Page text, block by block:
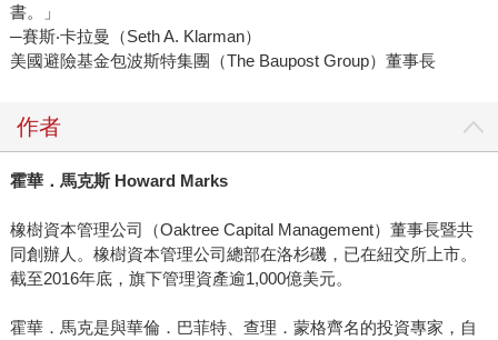
書。」
─賽斯‧卡拉曼（Seth A. Klarman）
美國避險基金包波斯特集團（The Baupost Group）董事長
作者
霍華．馬克斯Howard Marks
橡樹資本管理公司（Oaktree Capital Management）董事長暨共
同創辦人。橡樹資本管理公司總部在洛杉磯，已在紐交所上市。
截至2016年底，旗下管理資產逾1,000億美元。
霍華．馬克是與華倫．巴菲特、查理．蒙格齊名的投資專家，自